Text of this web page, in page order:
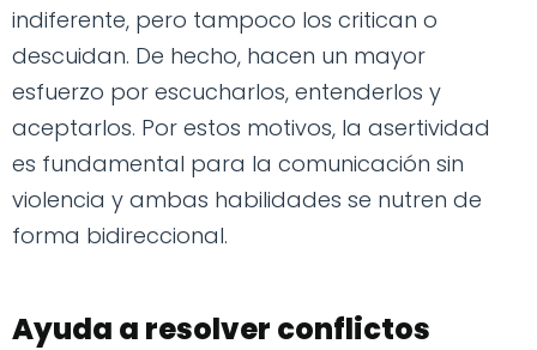
indiferente, pero tampoco los critican o
descuidan. De hecho, hacen un mayor
esfuerzo por escucharlos, entenderlos y
aceptarlos. Por estos motivos, la asertividad
es fundamental para la comunicación sin
violencia y ambas habilidades se nutren de
forma bidireccional.
Ayuda a resolver conflictos